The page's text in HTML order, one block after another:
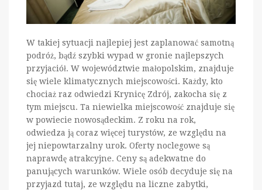
W takiej sytuacji najlepiej jest zaplanować samotną
podróż, bądź szybki wypad w gronie najlepszych
przyjaciół. W województwie małopolskim, znajduje
się wiele klimatycznych miejscowości. Każdy, kto
chociaż raz odwiedzi Krynicę Zdrój, zakocha się z
tym miejscu. Ta niewielka miejscowość znajduje się
w powiecie nowosądeckim. Z roku na rok,
odwiedza ją coraz więcej turystów, ze względu na
jej niepowtarzalny urok. Oferty noclegowe są
naprawdę atrakcyjne. Ceny są adekwatne do
panujących warunków. Wiele osób decyduje się na
przyjazd tutaj, ze względu na liczne zabytki,